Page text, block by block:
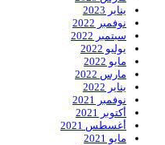
يناير 2023
نوفمبر 2022
سبتمبر 2022
يوليو 2022
مايو 2022
مارس 2022
يناير 2022
نوفمبر 2021
أكتوبر 2021
أغسطس 2021
مايو 2021